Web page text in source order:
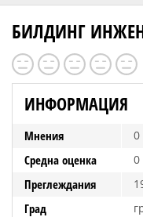
БИЛДИНГ
ИНФОРМАЦИЯ
Мнения 0
Средна оценка 0
Преглеждания
Град